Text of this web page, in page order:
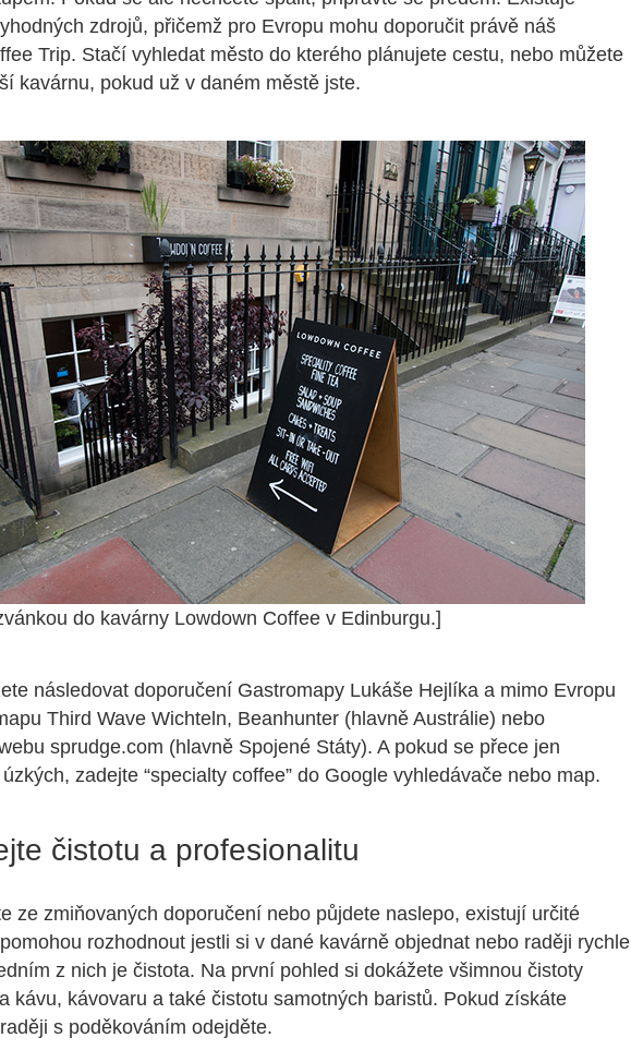
zdrojů, přičemž pro Evropu mohu doporučit právě náš
Trip. Stačí vyhledat město do kterého plánujete cestu, nebo můžete
kavárnu, pokud už v daném městě jste.
do kavárny Lowdown Coffee v Edinburgu.]
následovat doporučení Gastromapy Lukáše Hejlíka a mimo Evropu
Third Wave Wichteln, Beanhunter (hlavně Austrálie) nebo
sprudge.com (hlavně Spojené Státy). A pokud se přece jen
zadejte “specialty coffee” do Google vyhledávače nebo map.
čistotu a profesionalitu
ze zmiňovaných doporučení nebo půjdete naslepo, existují určité
rozhodnout jestli si v dané kavárně objednat nebo raději rychle
z nich je čistota. Na první pohled si dokážete všimnou čistoty
kávu, kávovaru a také čistotu samotných baristů. Pokud získáte
s poděkováním odejděte.